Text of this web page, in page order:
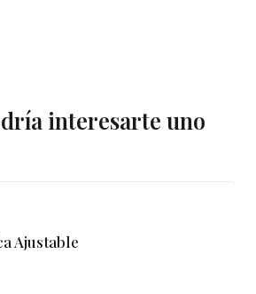
interesarte uno
Ajustable